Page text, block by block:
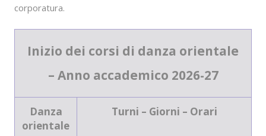
corporatura.
Inizio dei corsi di danza orientale
– Anno accademico 2026-27
Danza
orientale
Turni – Giorni – Orari